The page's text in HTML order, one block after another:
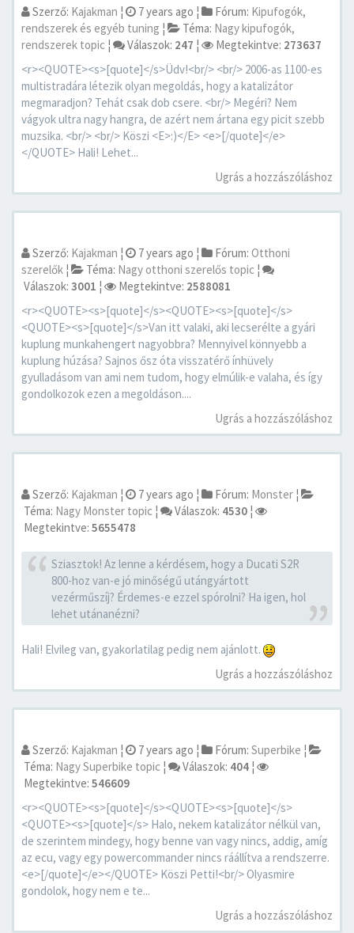
Szerző: Kajakman ¦ 7 years ago ¦ Fórum: Kipufogók,
rendszerek és egyéb tuning ¦ Téma: Nagy kipufogók,
rendszerek topic ¦ Válaszok: 247 ¦ Megtekintve: 273637
<r><QUOTE><s>[quote]</s>Üdv!<br/> <br/> 2006-as 1100-es
multistradára létezik olyan megoldás, hogy a katalizátor
megmaradjon? Tehát csak dob csere. <br/> Megéri? Nem
vágyok ultra nagy hangra, de azért nem ártana egy picit szebb
muzsika. <br/> <br/> Köszi <E>:)</E> <e>[/quote]</e>
</QUOTE> Hali! Lehet...
Ugrás a hozzászóláshoz
Szerző: Kajakman ¦ 7 years ago ¦ Fórum: Otthoni
szerelők ¦ Téma: Nagy otthoni szerelős topic ¦
Válaszok: 3001 ¦ Megtekintve: 2588081
<r><QUOTE><s>[quote]</s><QUOTE><s>[quote]</s>
<QUOTE><s>[quote]</s>Van itt valaki, aki lecserélte a gyári
kuplung munkahengert nagyobbra? Mennyivel könnyebb a
kuplung húzása? Sajnos ősz óta visszatérő ínhüvely
gyulladásom van ami nem tudom, hogy elmúlik-e valaha, és így
gondolkozok ezen a megoldáson....
Ugrás a hozzászóláshoz
Szerző: Kajakman ¦ 7 years ago ¦ Fórum: Monster ¦
Téma: Nagy Monster topic ¦ Válaszok: 4530 ¦
Megtekintve: 5655478
Sziasztok! Az lenne a kérdésem, hogy a Ducati S2R
800-hoz van-e jó minőségű utángyártott
vezérműszíj? Érdemes-e ezzel spórolni? Ha igen, hol
lehet utánanézni?
Hali! Elvileg van, gyakorlatilag pedig nem ajánlott.
Ugrás a hozzászóláshoz
Szerző: Kajakman ¦ 7 years ago ¦ Fórum: Superbike ¦
Téma: Nagy Superbike topic ¦ Válaszok: 404 ¦
Megtekintve: 546609
<r><QUOTE><s>[quote]</s><QUOTE><s>[quote]</s>
<QUOTE><s>[quote]</s> Halo, nekem katalizátor nélkül van,
de szerintem mindegy, hogy benne van vagy nincs, addig, amíg
az ecu, vagy egy powercommander nincs ráállítva a rendszerre.
<e>[/quote]</e></QUOTE> Köszi Petti!<br/> Olyasmire
gondolok, hogy nem e te...
Ugrás a hozzászóláshoz